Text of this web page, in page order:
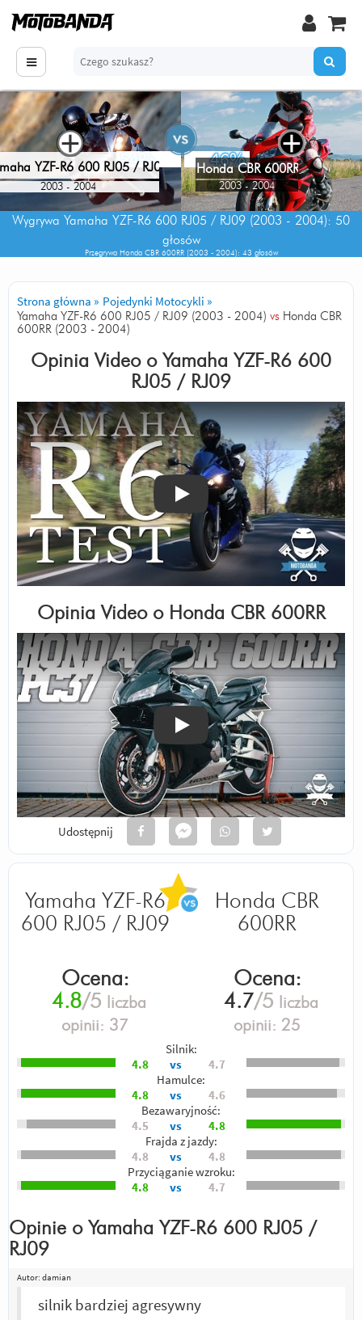
54% 46%
YZF-R6 600 RJ05 / RJ09
2003 - 2004
+
Honda CBR 600RR
2003 - 2004
+
Wygrywa Yamaha YZF-R6 600 RJ05 / RJ09 (2003 - 2004): 50
głosów
Przegrywa Honda CBR 600RR (2003 - 2004) : 43 głosów
Strona główna » Pojedynki Motocykli »
Yamaha YZF-R6 600 RJ05 / RJ09 (2003 - 2004) vs Honda CBR
600RR (2003 - 2004)
Opinia Video o Yamaha YZF-R6 600
RJ05 / RJ09
Odtwórz
Opinia Video o Honda CBR 600RR
Odtwórz
Udostępnij
Yamaha YZF-R6
600 RJ05 / RJ09
Honda CBR
600RR
Ocena:
4.8/5 liczba
opinii: 37
Ocena:
4.7/5 liczba
opinii: 25
Silnik:
4.8
vs
4.7
Hamulce:
4.8
vs
4.6
Bezawaryjność:
4.5
vs
4.8
Frajda z jazdy:
4.8
vs
4.8
Przyciąganie wzroku:
4.8
vs 4.7
Opinie o Yamaha YZF-R6 600 RJ05 /
RJ09
Autor: damian
silnik bardziej agresywny